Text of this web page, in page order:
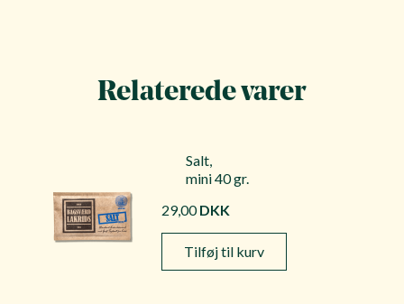
Relaterede varer
Salt,
mini 40 gr.
29,00DKK
Tilføj til kurv